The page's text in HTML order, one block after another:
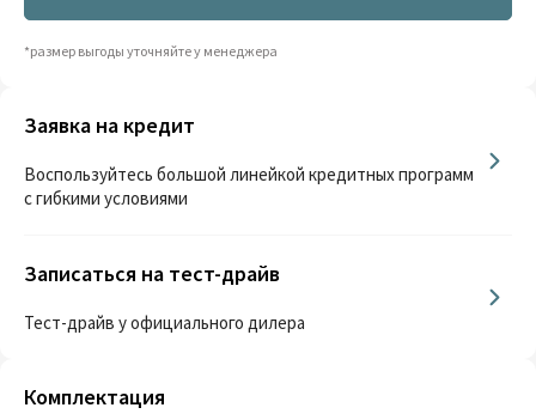
*размер выгоды уточняйте у менеджера
Заявка на кредит
Воспользуйтесь большой линейкой кредитных программ
с гибкими условиями
Записаться на тест-драйв
Тест-драйв у официального дилера
Комплектация